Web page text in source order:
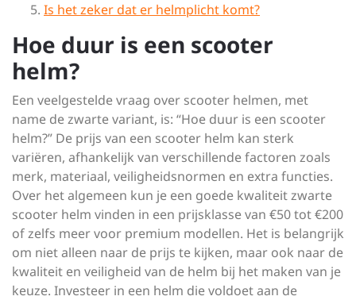
Is het zeker dat er helmplicht komt?
Hoe duur is een scooter
helm?
Een veelgestelde vraag over scooter helmen, met
name de zwarte variant, is: “Hoe duur is een scooter
helm?” De prijs van een scooter helm kan sterk
variëren, afhankelijk van verschillende factoren zoals
merk, materiaal, veiligheidsnormen en extra functies.
Over het algemeen kun je een goede kwaliteit zwarte
scooter helm vinden in een prijsklasse van €50 tot €200
of zelfs meer voor premium modellen. Het is belangrijk
om niet alleen naar de prijs te kijken, maar ook naar de
kwaliteit en veiligheid van de helm bij het maken van je
keuze. Investeer in een helm die voldoet aan de